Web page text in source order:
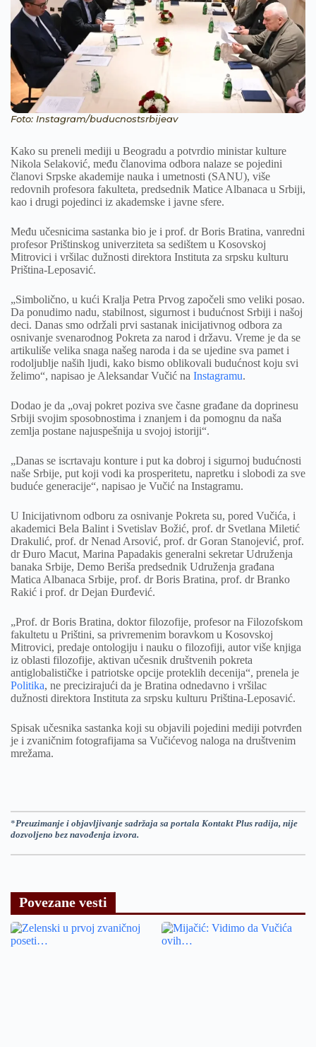
Foto: Instagram/buducnostsrbijeav
Kako su preneli mediji u Beogradu a potvrdio ministar kulture
Nikola Selaković, među članovima odbora nalaze se pojedini
članovi Srpske akademije nauka i umetnosti (SANU), više
redovnih profesora fakulteta, predsednik Matice Albanaca u Srbiji,
kao i drugi pojedinci iz akademske i javne sfere.
Među učesnicima sastanka bio je i prof. dr Boris Bratina, vanredni
profesor Prištinskog univerziteta sa sedištem u Kosovskoj
Mitrovici i vršilac dužnosti direktora Instituta za srpsku kulturu
Priština-Leposavić.
„Simbolično, u kući Kralja Petra Prvog započeli smo veliki posao.
Da ponudimo nadu, stabilnost, sigurnost i budućnost Srbiji i našoj
deci. Danas smo održali prvi sastanak inicijativnog odbora za
osnivanje svenarodnog Pokreta za narod i državu. Vreme je da se
artikuliše velika snaga našeg naroda i da se ujedine sva pamet i
rodoljublje naših ljudi, kako bismo oblikovali budućnost koju svi
želimo“, napisao je Aleksandar Vučić na Instagramu.
Dodao je da „ovaj pokret poziva sve časne građane da doprinesu
Srbiji svojim sposobnostima i znanjem i da pomognu da naša
zemlja postane najuspešnija u svojoj istoriji“.
„Danas se iscrtavaju konture i put ka dobroj i sigurnoj budućnosti
naše Srbije, put koji vodi ka prosperitetu, napretku i slobodi za sve
buduće generacije“, napisao je Vučić na Instagramu.
U Inicijativnom odboru za osnivanje Pokreta su, pored Vučića, i
akademici Bela Balint i Svetislav Božić, prof. dr Svetlana Miletić
Drakulić, prof. dr Nenad Arsović, prof. dr Goran Stanojević, prof.
dr Đuro Macut, Marina Papadakis generalni sekretar Udruženja
banaka Srbije, Demo Beriša predsednik Udruženja građana
Matica Albanaca Srbije, prof. dr Boris Bratina, prof. dr Branko
Rakić i prof. dr Dejan Đurđević.
„Prof. dr Boris Bratina, doktor filozofije, profesor na Filozofskom
fakultetu u Prištini, sa privremenim boravkom u Kosovskoj
Mitrovici, predaje ontologiju i nauku o filozofiji, autor više knjiga
iz oblasti filozofije, aktivan učesnik društvenih pokreta
antiglobalističke i patriotske opcije proteklih decenija“, prenela je
Politika, ne precizirajući da je Bratina odnedavno i vršilac
dužnosti direktora Instituta za srpsku kulturu Priština-Leposavić.
Spisak učesnika sastanka koji su objavili pojedini mediji potvrđen
je i zvaničnim fotografijama sa Vučićevog naloga na društvenim
mrežama.
*Preuzimanje i objavljivanje sadržaja sa portala Kontakt Plus radija, nije
dozvoljeno bez navođenja izvora.
Povezane vesti